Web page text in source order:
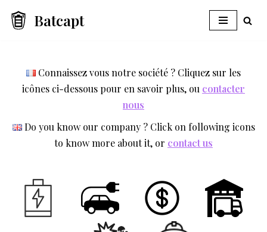
Aller
Batcapt
Connaissez vous notre société ? Cliquez sur les
icônes ci-dessous pour en savoir plus, ou contacter
nous
Do you know our company ? Click on following icons
to know more about it, or contact us